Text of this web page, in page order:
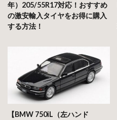
年）205/55R17対応！おすすめ
の激安輸入タイヤをお得に購入
する方法！
【BMW 750iL（左ハンド